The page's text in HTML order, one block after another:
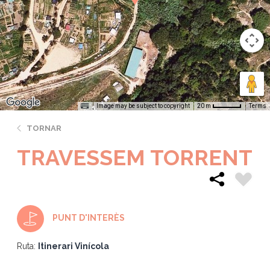
Image may be subject to copyright 20 m Terms
TORNAR
TRAVESSEM TORRENT
PUNT D'INTERÈS
Ruta: Itinerari Vinícola